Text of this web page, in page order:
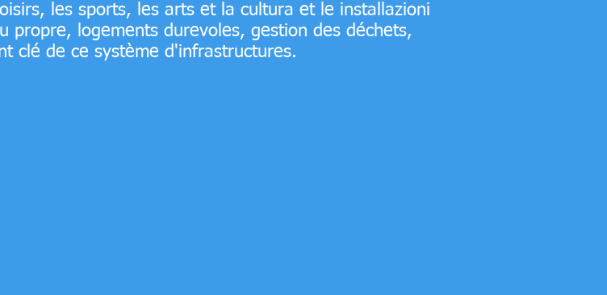
les sports, les arts et la cultura et le installazioni
propre, logements durevoles, gestion des déchets,
clé de ce système d'infrastructures.